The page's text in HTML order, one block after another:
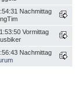
Nachmittag
Vormittag
Nachmittag